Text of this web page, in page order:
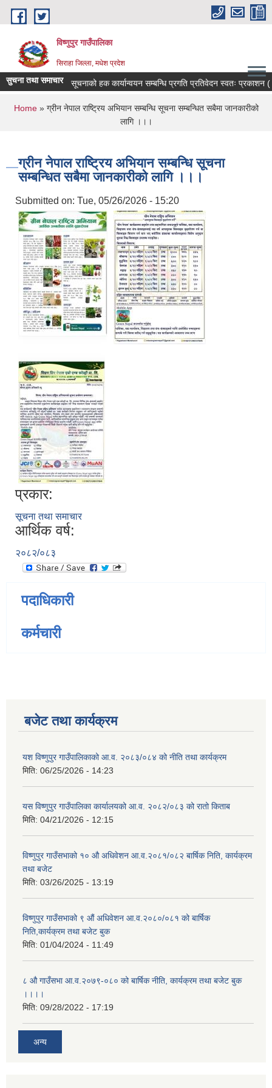
Skip to main content
विष्णुपुर गाउँपालिका
सिराहा जिल्ला, मधेश प्रदेश
सुचना तथा समाचारसूचनाको हक कार्यान्वयन सम्बन्धि प्रगति प्रतिवेदन स्वतः प्रकाशन
You are here
Home» ग्रीन नेपाल राष्ट्रिय अभियान सम्बन्धि सूचना सम्बन्धित सबैमा जानकारीको
लागि ।।।
ग्रीन नेपाल राष्ट्रिय अभियान सम्बन्धि सूचना
सम्बन्धित सबैमा जानकारीको लागि ।।।
Submitted on: Tue, 05/26/2026 - 15:20
प्रकार:
सूचना तथा समाचार
आर्थिक वर्ष:
२०८२/०८३
पदाधिकारी
कर्मचारी
बजेट तथा कार्यक्रम
यश विष्णुपुर गाउँपालिकाको आ.व. २०८३/०८४ को नीति तथा कार्यक्रम
मिति: 06/25/2026 - 14:23
यस विष्णुपुर गाउँपालिका कार्यालयको आ.व. २०८२/०८३ को रातो किताब
मिति: 04/21/2026 - 12:15
विष्णुपुर गाउँसभाको १० औ अधिवेशन आ.व.२०८१/०८२ बार्षिक निति, कार्यक्रम
तथा बजेट
मिति: 03/26/2025 - 13:19
विष्णुपुर गाउँसभाको ९ औं अधिवेशन आ.व.२०८०/०८१ को बार्षिक
निति,कार्यक्रम तथा बजेट बुक
मिति: 01/04/2024 - 11:49
८ औ गाउँसभा आ.व.२०७९-०८० को बार्षिक नीति, कार्यक्रम तथा बजेट बुक
।।।।
मिति: 09/28/2022 - 17:19
अन्य